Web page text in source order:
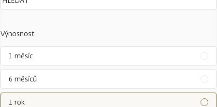
Výnosnost
1 měsíc
6 měsíců
1 rok